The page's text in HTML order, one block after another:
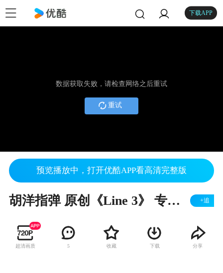
下载APP
数据获取失败，请检查网络之后重试
重试
预览播放中，打开优酷APP看高清完整版
胡洋指弹 原创《Line 3》 专辑 PV +追
超清画质 5 收藏 下载 分享